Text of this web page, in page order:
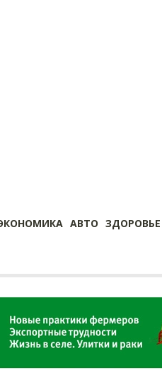
АВТО ЗДОРОВЬЕ